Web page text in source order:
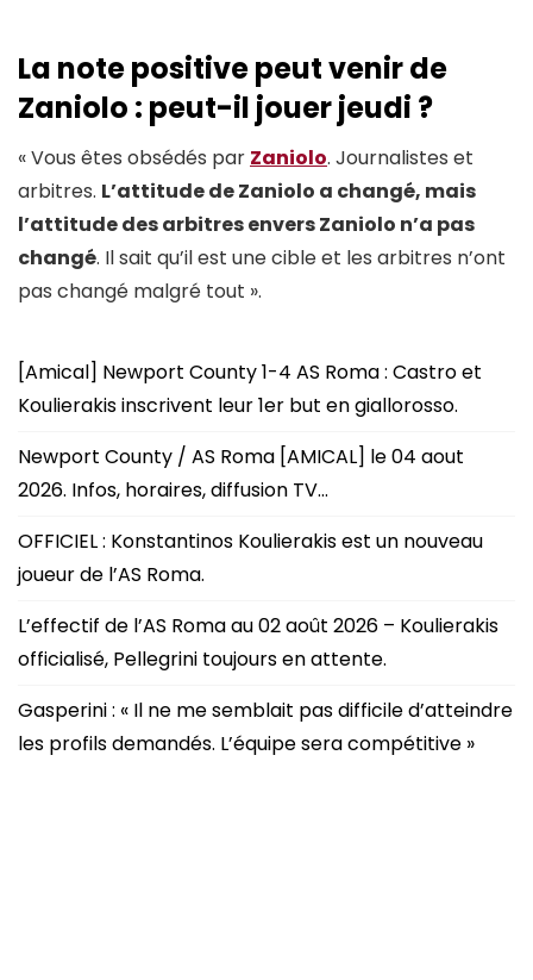
La note positive peut venir de
Zaniolo : peut-il jouer jeudi ?
« Vous êtes obsédés par Zaniolo. Journalistes et
arbitres. L’attitude de Zaniolo a changé, mais
l’attitude des arbitres envers Zaniolo n’a pas
changé. Il sait qu’il est une cible et les arbitres n’ont
pas changé malgré tout ».
[Amical] Newport County 1-4 AS Roma : Castro et
Koulierakis inscrivent leur 1er but en giallorosso.
Newport County / AS Roma [AMICAL] le 04 aout
2026. Infos, horaires, diffusion TV…
OFFICIEL : Konstantinos Koulierakis est un nouveau
joueur de l’AS Roma.
L’effectif de l’AS Roma au 02 août 2026 – Koulierakis
officialisé, Pellegrini toujours en attente.
Gasperini : « Il ne me semblait pas difficile d’atteindre
les profils demandés. L’équipe sera compétitive »